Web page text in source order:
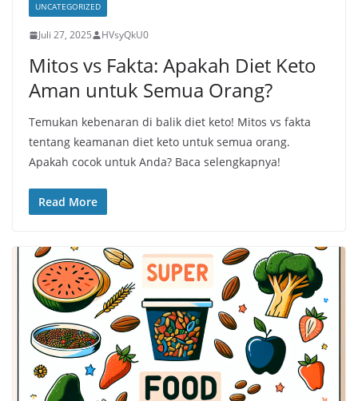
UNCATEGORIZED
Juli 27, 2025 HVsyQkU0
Mitos vs Fakta: Apakah Diet Keto
Aman untuk Semua Orang?
Temukan kebenaran di balik diet keto! Mitos vs fakta
tentang keamanan diet keto untuk semua orang.
Apakah cocok untuk Anda? Baca selengkapnya!
Read More